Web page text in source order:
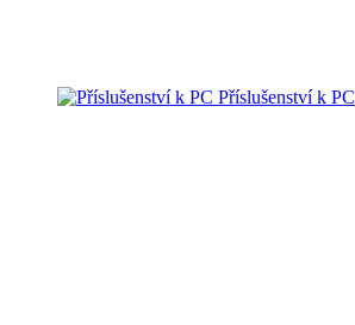
Příslušenství k PC